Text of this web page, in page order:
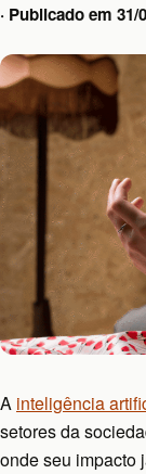
· Publicado em 31/
A inteligência
setores da
onde seu impacto